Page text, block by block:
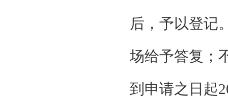
后，予以登记
场给予答复；
到申请之日起